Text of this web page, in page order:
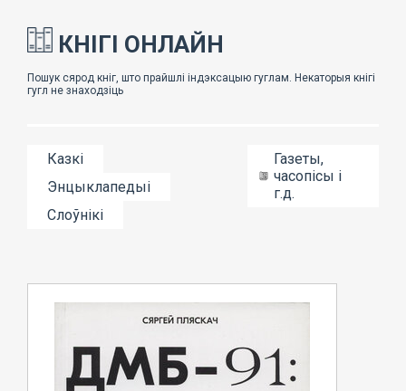
КНІГІ ОНЛАЙН
Казкі
Энцыклапедыі
Слоўнікі
Газеты,
часопісы і
г.д.